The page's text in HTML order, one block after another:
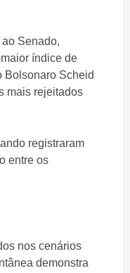
Senado,
índice de
Bolsonaro Scheid
mais rejeitados
registraram
entre os
nos cenários
demonstra